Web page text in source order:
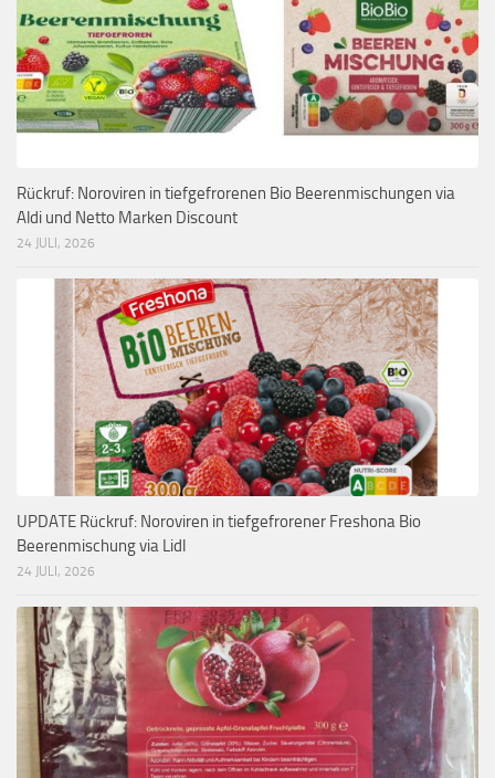
Rückruf: Noroviren in tiefgefrorenen Bio Beerenmischungen via
Aldi und Netto Marken Discount
24 JULI, 2026
UPDATE Rückruf: Noroviren in tiefgefrorener Freshona Bio
Beerenmischung via Lidl
24 JULI, 2026